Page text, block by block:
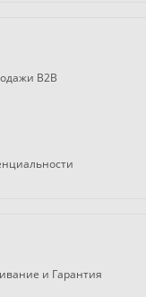
B2B
и Гарантия